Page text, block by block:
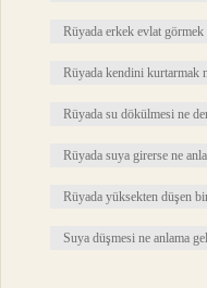
Rüyada erkek evlat görmek
Rüyada kendini kurtarmak
Rüyada su dökülmesi ne
Rüyada suya girerse ne
Rüyada yüksekten düşen
Suya düşmesi ne anlama